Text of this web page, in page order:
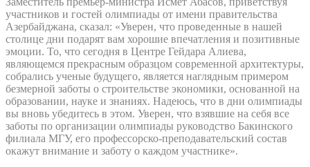
участников и гостей олимпиады от имени правительства
Азербайджана, сказал: «Уверен, что проведенные в нашей
столице дни подарят вам хорошие впечатления и позитивные
эмоции. То, что сегодня в Центре Гейдара Алиева,
являющемся прекрасным образцом современной архитектуры,
собрались ученые будущего, является наглядным примером
безмерной заботы о строительстве экономики, основанной на
образовании, науке и знаниях. Надеюсь, что в дни олимпиады
вы вновь убедитесь в этом. Уверен, что взявшие на себя все
заботы по организации олимпиады руководство Бакинского
филиала МГУ, его профессорско-преподавательский состав
окажут внимание и заботу о каждом участнике».